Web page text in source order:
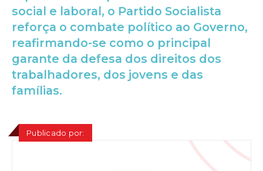
social e laboral, o Partido Socialista
reforça o combate político ao Governo,
reafirmando-se como o principal
garante da defesa dos direitos dos
trabalhadores, dos jovens e das
famílias.
Publicado por: